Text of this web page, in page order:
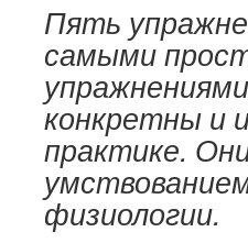
Пять
самыми
конкретны и
практике.
физиологии.